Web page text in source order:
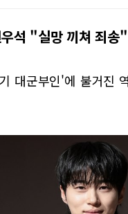
석 "실망 끼쳐 죄송"
대군부인'에 불거진